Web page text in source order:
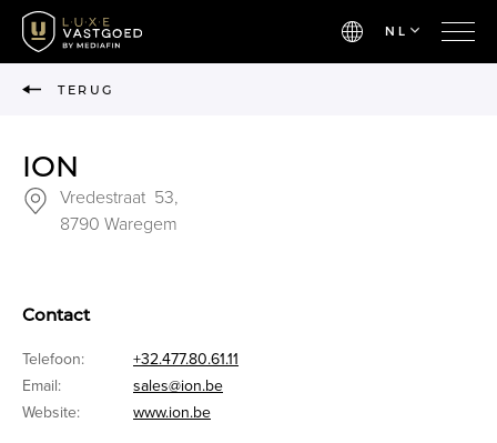
NL
TERUG
ION
Vredestraat 53,
8790 Waregem
Contact
Telefoon:
+32.477.80.61.11
Email:
sales@ion.be
Website:
www.ion.be